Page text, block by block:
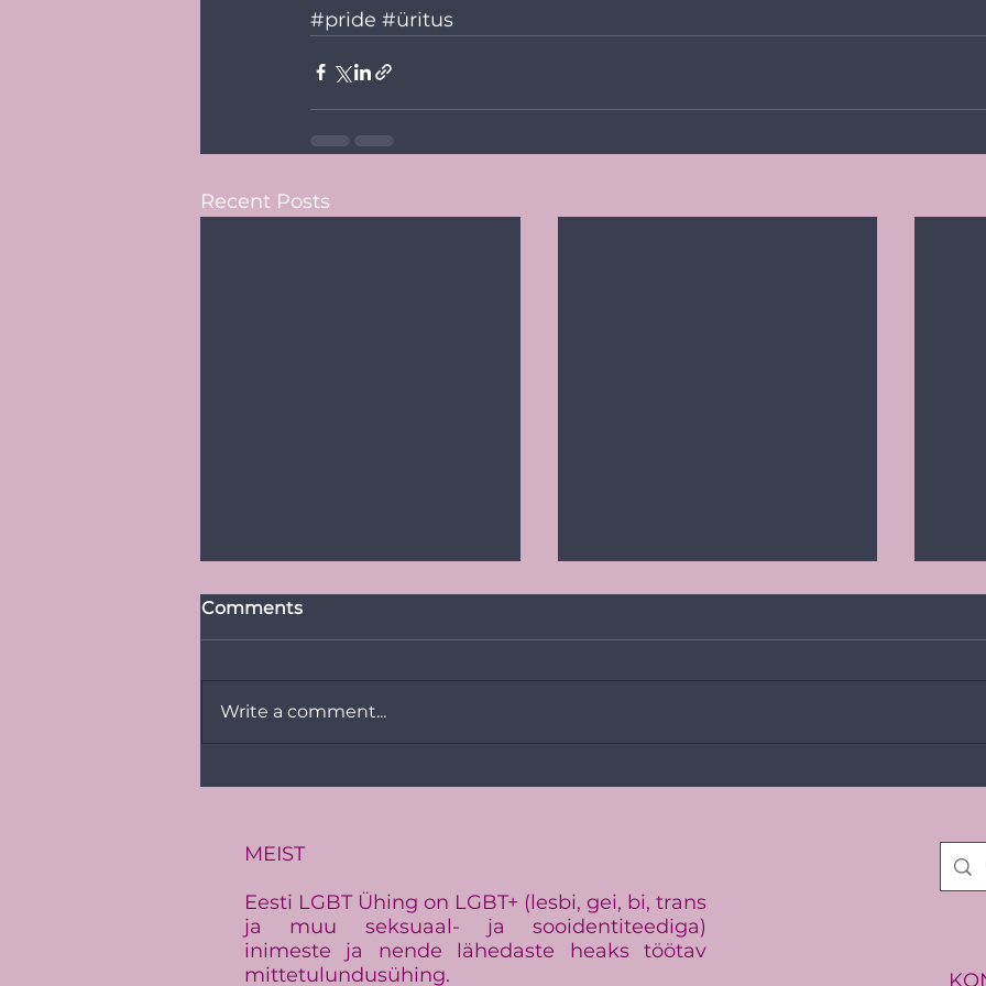
#pride #üritus
Recent Posts
Eestis
Comments
Write a comment...
MEIST
Eesti LGBT Ühing on LGBT+ (lesbi, gei, bi, trans
ja muu seksuaal- ja sooidentiteediga)
inimeste ja nende lähedaste heaks töötav
mittetulundusühing.